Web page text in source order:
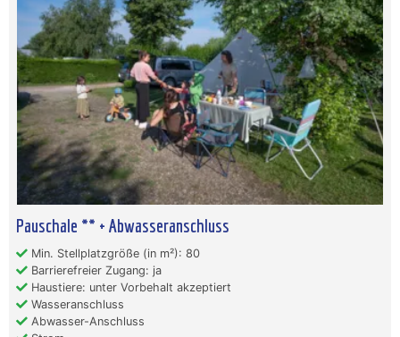
Pauschale ** + Abwasseranschluss
Min. Stellplatzgröße (in m²): 80
Barrierefreier Zugang: ja
Haustiere: unter Vorbehalt akzeptiert
Wasseranschluss
Abwasser-Anschluss